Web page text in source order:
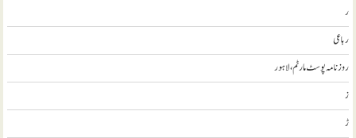
ر
رباعی
روزنامہ پوسٹ مارٹم، لاہور
ز
ڑ